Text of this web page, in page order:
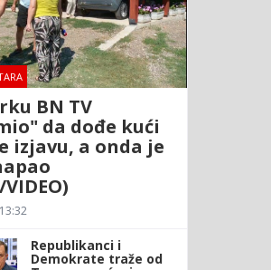
BN TV
da dođe kući
izjavu, a onda je
Republikanci i
Demokrate traže od